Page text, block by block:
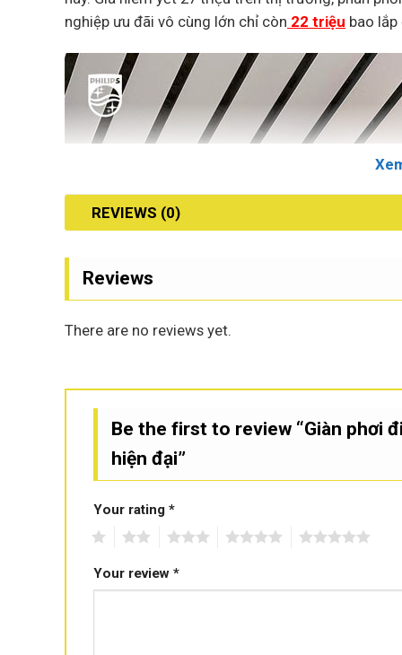
nghiệp ưu đãi vô cùng lớn chỉ còn 22 triệu bao lắp
REVIEWS (0)
Reviews
There are no reviews yet.
Be the first to review “Giàn phơi
hiện đại”
Your rating *
Your review *